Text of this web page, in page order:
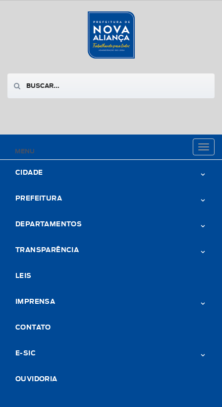
MENU
Toggle
CIDADE
PREFEITURA
DEPARTAMENTOS
TRANSPARÊNCIA
LEIS
IMPRENSA
CONTATO
E-SIC
OUVIDORIA